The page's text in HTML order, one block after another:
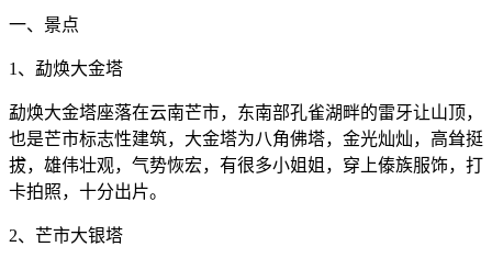
一、景点
1、勐焕大金塔
勐焕大金塔座落在云南芒市，东南部孔雀湖畔的雷牙让山顶，
也是芒市标志性建筑，大金塔为八角佛塔，金光灿灿，高耸挺
拔，雄伟壮观，气势恢宏，有很多小姐姐，穿上傣族服饰，打
卡拍照，十分出片。
2、芒市大银塔